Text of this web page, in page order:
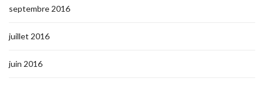
septembre 2016
juillet 2016
juin 2016